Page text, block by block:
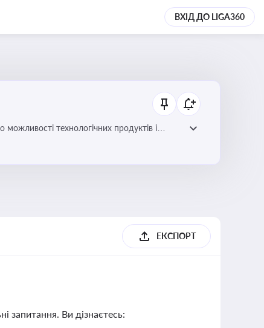
ВХІД ДО LIGA360
технологічних продуктів і
ЕКСПОРТ
запитання. Ви дізнаєтесь: